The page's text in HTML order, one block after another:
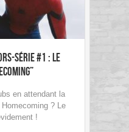
Série #1 : Le
en attendant la
? Le
!